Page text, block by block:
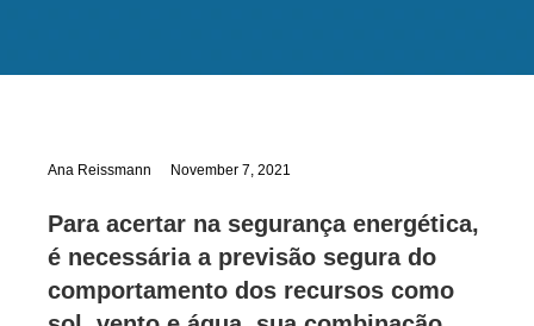
Ana Reissmann November 7, 2021
Para acertar na segurança energética,
é necessária a previsão segura do
comportamento dos recursos como